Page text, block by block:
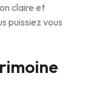
claire et
puissiez vous